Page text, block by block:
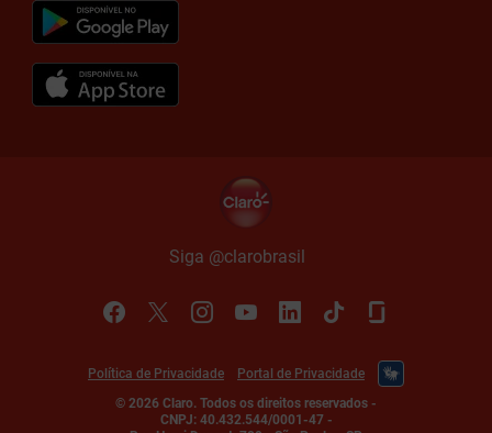
Siga @clarobrasil
Política de Privacidade
Portal de Privacidade
© 2026 Claro. Todos os direitos reservados -
CNPJ: 40.432.544/0001-47 -